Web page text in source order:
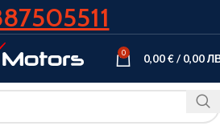
0 0,00€/ 0,00